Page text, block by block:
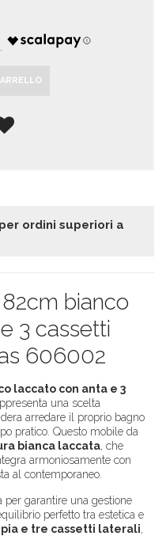
ordini superiori a
bianco
3 cassetti
606002
laccato con anta e 3
una scelta
arredare il proprio bagno
pratico. Questo mobile da
bianca laccata, che
armoniosamente con
al contemporaneo.
per garantire una gestione
perfetto tra estetica e
e tre cassetti laterali,